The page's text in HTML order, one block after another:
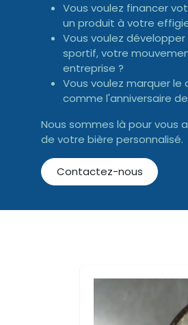
Vous voulez financer
un produit à votre
Vous voulez
sportif, votre
entreprise ?
Vous voulez marquer
comme l'anniversaire
Nous sommes là pour vous
de votre bière personnalisé.
Contactez-nous